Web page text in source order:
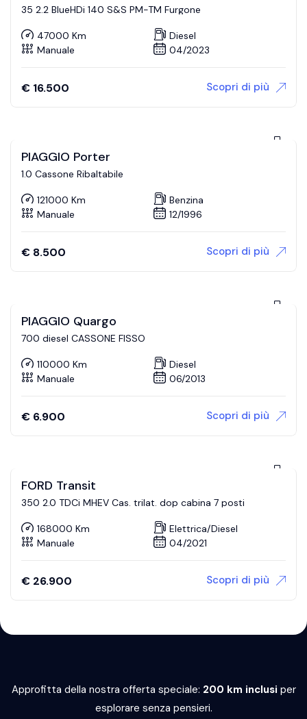
35 2.2 BlueHDi 140 S&S PM-TM Furgone
47000 Km
Diesel
Manuale
04/2023
€ 16.500 Scopri di più
PIAGGIO Porter
1.0 Cassone Ribaltabile
121000 Km
Benzina
Manuale
12/1996
€ 8.500 Scopri di più
PIAGGIO Quargo
700 diesel CASSONE FISSO
110000 Km
Diesel
Manuale
06/2013
€ 6.900 Scopri di più
FORD Transit
350 2.0 TDCi MHEV Cas. trilat. dop cabina 7 posti
168000 Km
Elettrica/Diesel
Manuale
04/2021
€ 26.900 Scopri di più
Approfitta della nostra offerta speciale: 200 km inclusi per
esplorare senza pensieri.